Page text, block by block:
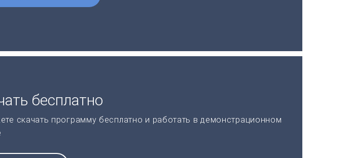
бесплатно
скачать программу бесплатно и работать в демонстрационном